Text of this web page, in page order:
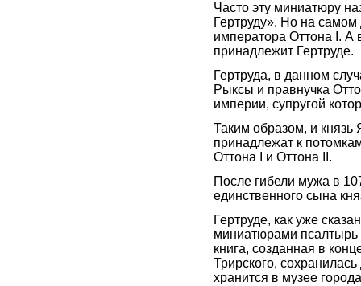
Часто эту миниатюру
Гертруду». Но на самом
императора Оттона I.
принадлежит Гертруде.
Гертруда, в данном
Рыксы и правнучка
империи, супругой
Таким образом, и князь
принадлежат к
Оттона I и Оттона II.
После гибели мужа в
единственного сына
Гертруде, как уже
миниатюрами псалтырь
книга, созданная в
Трирского,
хранится в музее